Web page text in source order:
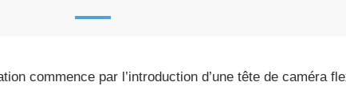
commence par l’introduction d’une tête de caméra